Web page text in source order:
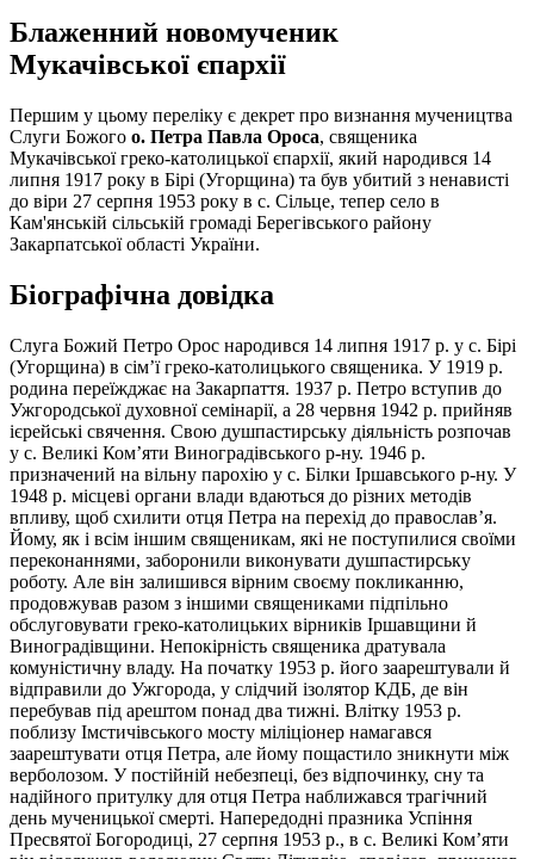
Блаженний новомученик
Мукачівської єпархії
Першим у цьому переліку є декрет про визнання мучеництва
Слуги Божого о. Петра Павла Ороса, священика
Мукачівської греко-католицької єпархії, який народився 14
липня 1917 року в Бірі (Угорщина) та був убитий з ненависті
до віри 27 серпня 1953 року в с. Сільце, тепер село в
Кам'янській сільській громаді Берегівського району
Закарпатської області України.
Біографічна довідка
Слуга Божий Петро Орос народився 14 липня 1917 р. у с. Бірі
(Угорщина) в сім’ї греко-католицького священика. У 1919 р.
родина переїжджає на Закарпаття. 1937 р. Петро вступив до
Ужгородської духовної семінарії, а 28 червня 1942 р. прийняв
ієрейські свячення. Свою душпастирську діяльність розпочав
у с. Великі Ком’яти Виноградівського р-ну. 1946 р.
призначений на вільну парохію у с. Білки Іршавського р-ну. У
1948 р. місцеві органи влади вдаються до різних методів
впливу, щоб схилити отця Петра на перехід до православ’я.
Йому, як і всім іншим священикам, які не поступилися своїми
переконаннями, заборонили виконувати душпастирську
роботу. Але він залишився вірним своєму покликанню,
продовжував разом з іншими священиками підпільно
обслуговувати греко-католицьких вірників Іршавщини й
Виноградівщини. Непокірність священика дратувала
комуністичну владу. На початку 1953 р. його заарештували й
відправили до Ужгорода, у слідчий ізолятор КДБ, де він
перебував під арештом понад два тижні. Влітку 1953 р.
поблизу Імстичівського мосту міліціонер намагався
заарештувати отця Петра, але йому пощастило зникнути між
верболозом. У постійній небезпеці, без відпочинку, сну та
надійного притулку для отця Петра наближався трагічний
день мученицької смерті. Напередодні празника Успіння
Пресвятої Богородиці, 27 серпня 1953 р., в с. Великі Ком’яти